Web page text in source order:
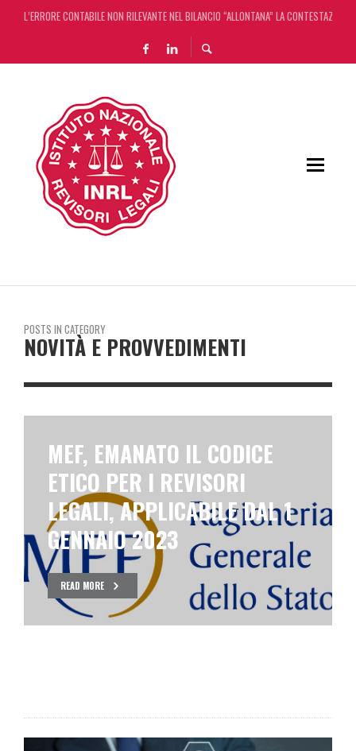
DECRETO OMNIBUS: CON IL CONCORDATO UNO ‘SCUDO’ FISCALE DI 4 ANNI
CHIUSURA ESTIVA DELLA RASSEGNA STAMPA INRL: DAL 10 AL 24 AGOSTO
ADEMPIMENTO COLLABORATIVO: TUTTI I CHIARIMENTI DELL’AGENZIA DELLE ENTRATE
POSTS IN CATEGORY
NOVITÀ E PROVVEDIMENTI
MEF, EMANATO IL CODICE
ETICO PER I REVISORI
LEGALI, APPLICABILE DAL 1
GENNAIO 2023
READ MORE